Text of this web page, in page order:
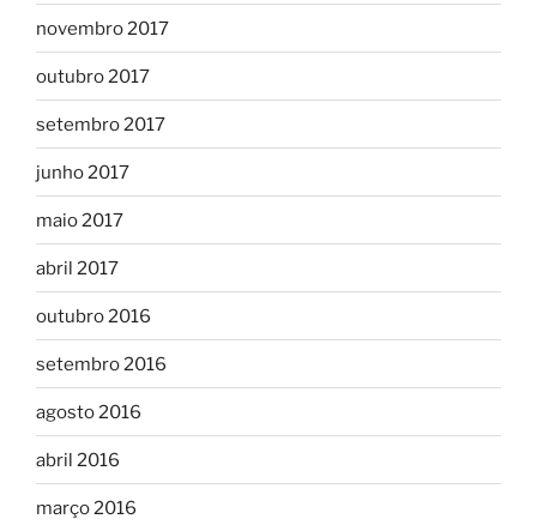
novembro 2017
outubro 2017
setembro 2017
junho 2017
maio 2017
abril 2017
outubro 2016
setembro 2016
agosto 2016
abril 2016
março 2016